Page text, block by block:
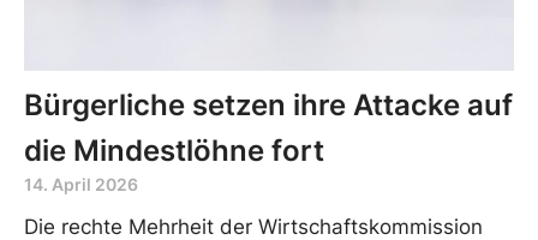
Bürgerliche setzen ihre Attacke auf
die Mindestlöhne fort
14. April 2026
Die rechte Mehrheit der Wirtschaftskommission